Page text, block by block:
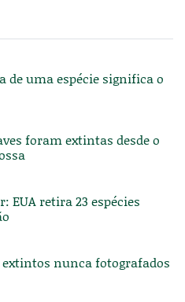
de uma espécie significa o
foram extintas desde o
EUA retira 23 espécies
nunca fotografados